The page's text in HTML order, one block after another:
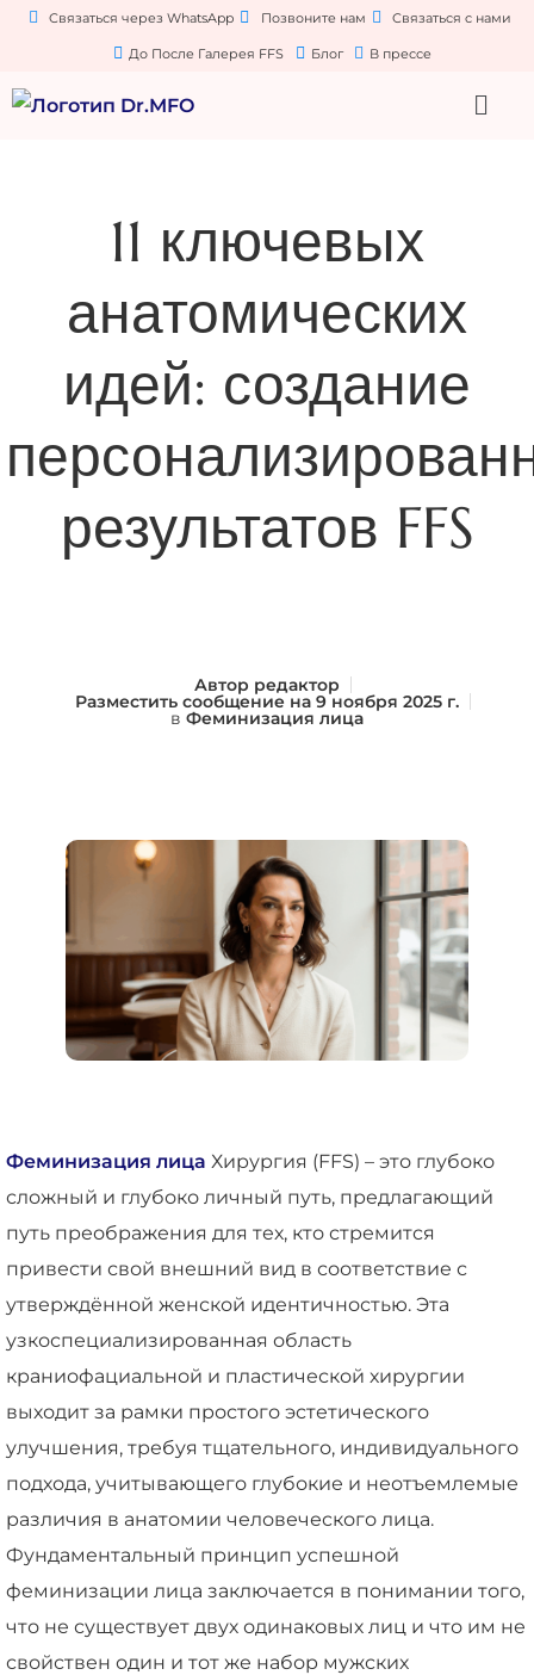
Связаться через WhatsApp Позвоните нам Связаться с нами
До После Галерея FFS Блог В прессе
11 ключевых
анатомических
идей: создание
результатов FFS
Автор редактор
Разместить сообщение на 9 ноября 2025 г.
в Феминизация лица
Феминизация лица Хирургия (FFS) – это глубоко
сложный и глубоко личный путь, предлагающий
путь преображения для тех, кто стремится
привести свой внешний вид в соответствие с
утверждённой женской идентичностью. Эта
узкоспециализированная область
краниофациальной и пластической хирургии
выходит за рамки простого эстетического
улучшения, требуя тщательного, индивидуального
подхода, учитывающего глубокие и неотъемлемые
различия в анатомии человеческого лица.
Фундаментальный принцип успешной
феминизации лица заключается в понимании того,
что не существует двух одинаковых лиц и что им не
свойствен один и тот же набор мужских